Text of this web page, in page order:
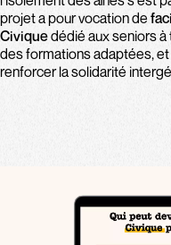
projet a pour vocation de
Civiquedédié aux seniors
des formations adaptées,
renforcer la solidarité